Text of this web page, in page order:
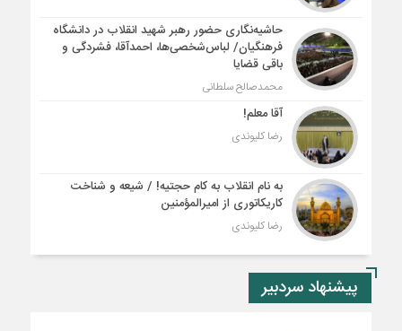
حاشیه‌نگاری حضور رهبر شهید انقلاب در دانشگاه
فرهنگیان/ لباس‌شخصی‌ها، احمدآقا، فشردگی و
باقی قضایا
محمدصالح سلطانی
آقا معلم!
رضا کلیوندی
به نام انقلاب به کام حجتیه! / شیعه و شناخت
کاریکاتوری از امیرالمؤمنین
رضا کلیوندی
پیشنهاد سردبیر